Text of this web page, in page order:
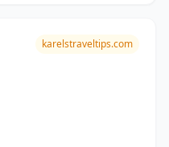
karelstraveltips.com